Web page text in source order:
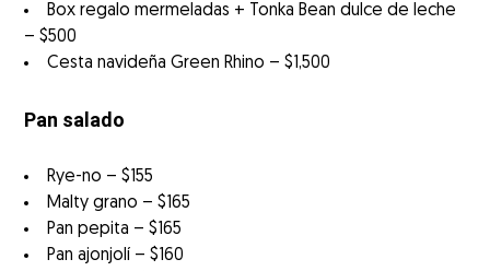
Box regalo mermeladas + Tonka Bean dulce de leche
– $500
Cesta navideña Green Rhino – $1,500
Pan salado
Rye-no – $155
Malty grano – $165
Pan pepita – $165
Pan ajonjolí – $160